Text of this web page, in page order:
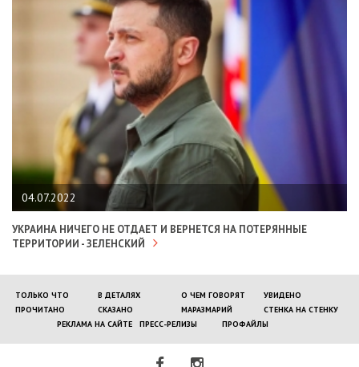
04.07.2022
УКРАИНА НИЧЕГО НЕ ОТДАЕТ И ВЕРНЕТСЯ НА ПОТЕРЯННЫЕ
ТЕРРИТОРИИ - ЗЕЛЕНСКИЙ
ТОЛЬКО ЧТО В ДЕТАЛЯХ О ЧЕМ ГОВОРЯТ
УВИДЕНО
ПРОЧИТАНО
СКАЗАНО МАРАЗМАРИЙ
СТЕНКА НА СТЕНКУ
РЕКЛАМА НА САЙТЕ
ПРЕСС-РЕЛИЗЫ ПРОФАЙЛЫ